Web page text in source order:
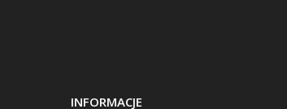
INFORMACJE